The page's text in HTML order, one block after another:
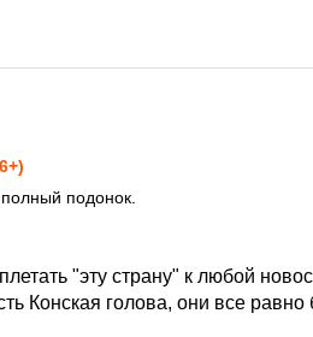
подонок.
"эту страну" к любой
Конская голова, они все равно